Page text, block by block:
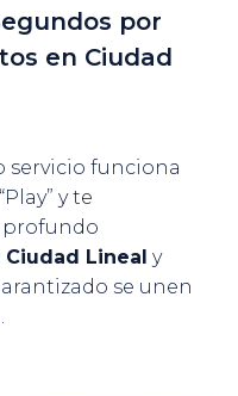
por
en Ciudad
servicio funciona
y te
profundo
Lineal y
se unen